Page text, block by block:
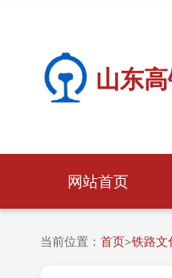
山东
网站首页
当前位置： 首页>铁路文